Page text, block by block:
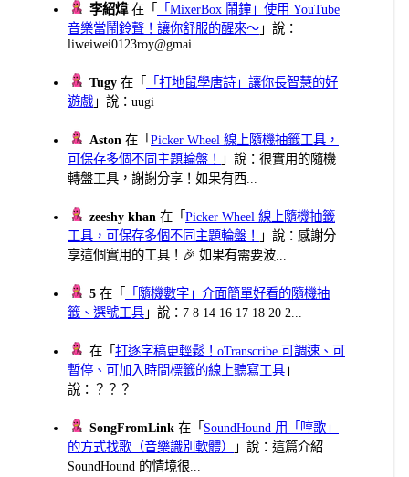
李紹煒在「
「MixerBox 鬧鐘」使用 YouTube
音樂當鬧鈴聲！讓你舒服的醒來～ 」說：
liweiwei0123roy@gmai...
Tugy 在「
「打地鼠學唐詩」讓你長智慧的好
遊戲 」說：uugi
Aston 在「Picker Wheel 線上隨機抽籤工具，
可保存多個不同主題輪盤！
」說：很實用的隨機
轉盤工具，謝謝分享！如果有西...
zeeshy khan 在「Picker Wheel 線上隨機抽籤
工具，可保存多個不同主題輪盤！
」說：感謝分
享這個實用的工具！🎉 如果有需要波...
5 在「
「隨機數字」介面簡單好看的隨機抽
籤、選號工具 」說：7 8 14 16 17 18 20 2...
在「打逐字稿更輕鬆！oTranscribe 可調速、可
暫停、可加入時間標籤的線上聽寫工具 」
說：？？？
SongFromLink 在「 SoundHound 用「哼歌」
的方式找歌（音樂識別軟體）
」說：這篇介紹
SoundHound 的情境很...